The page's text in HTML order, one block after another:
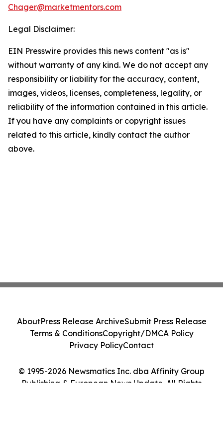
Chager@marketmentors.com
Legal Disclaimer:
EIN Presswire provides this news content "as is"
without warranty of any kind. We do not accept any
responsibility or liability for the accuracy, content,
images, videos, licenses, completeness, legality, or
reliability of the information contained in this article.
If you have any complaints or copyright issues
related to this article, kindly contact the author
above.
© 1995-2026 Newsmatics Inc. dba Affinity Group
Publishing & European News Update. All Rights
AboutPress Release ArchiveSubmit Press Release
Terms & ConditionsCopyright/DMCA Policy
Privacy PolicyContact